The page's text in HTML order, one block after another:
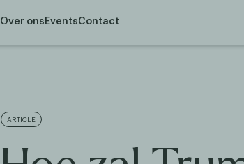
Over ons EventsContact
ARTICLE